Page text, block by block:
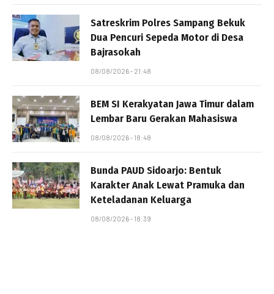
Satreskrim Polres Sampang Bekuk
Dua Pencuri Sepeda Motor di Desa
Bajrasokah
08/08/2026 - 21:48
BEM SI Kerakyatan Jawa Timur dalam
Lembar Baru Gerakan Mahasiswa
08/08/2026 - 18:48
Bunda PAUD Sidoarjo: Bentuk
Karakter Anak Lewat Pramuka dan
Keteladanan Keluarga
08/08/2026 - 18:39